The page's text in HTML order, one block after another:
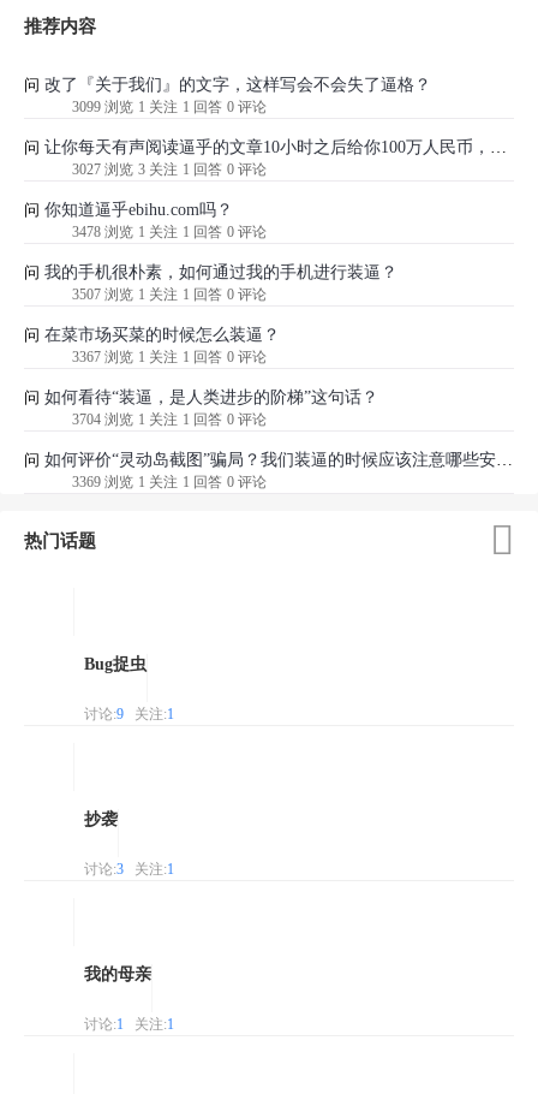
推荐内容
问 改了『关于我们』的文字，这样写会不会失了逼格？
3099 浏览 1 关注 1 回答 0 评论
问 让你每天有声阅读逼乎的文章10小时之后给你100万人民币，你愿意吗？
3027 浏览 3 关注 1 回答 0 评论
问 你知道逼乎ebihu.com吗？
3478 浏览 1 关注 1 回答 0 评论
问 我的手机很朴素，如何通过我的手机进行装逼？
3507 浏览 1 关注 1 回答 0 评论
问 在菜市场买菜的时候怎么装逼？
3367 浏览 1 关注 1 回答 0 评论
问 如何看待“装逼，是人类进步的阶梯”这句话？
3704 浏览 1 关注 1 回答 0 评论
问 如何评价“灵动岛截图”骗局？我们装逼的时候应该注意哪些安全问题？
3369 浏览 1 关注 1 回答 0 评论
热门话题 
Bug捉虫
讨论:9 关注:1
抄袭
讨论:3 关注:1
我的母亲
讨论:1 关注:1